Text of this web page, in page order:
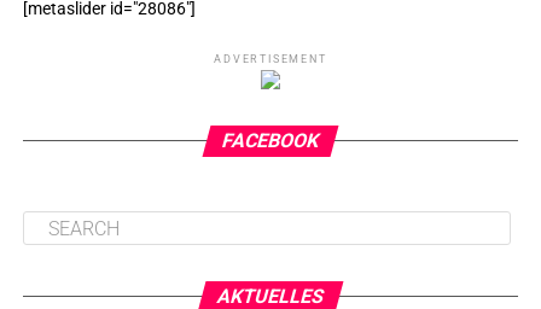
[metaslider id="28086"]
ADVERTISEMENT
FACEBOOK
AKTUELLES